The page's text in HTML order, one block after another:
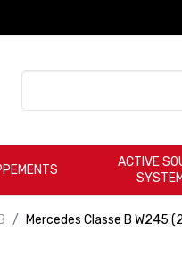
ACTIVE
SYSTEM
Mercedes Classe B W245